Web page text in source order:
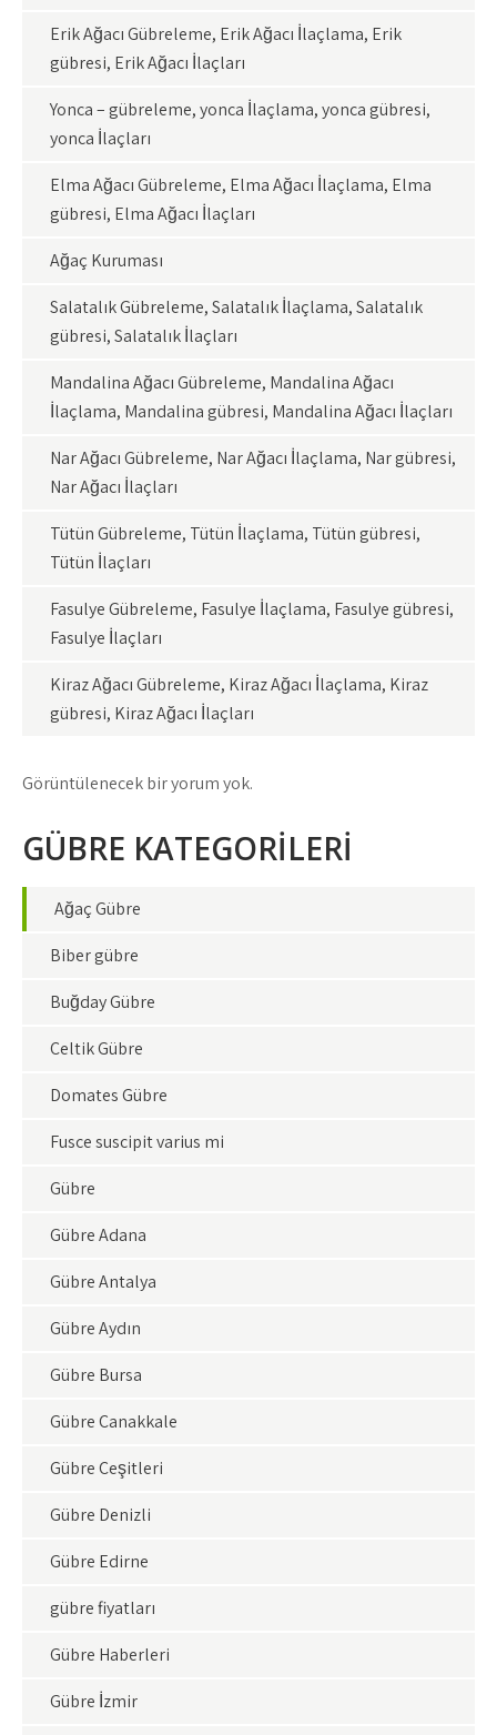
Erik Ağacı Gübreleme, Erik Ağacı İlaçlama, Erik
gübresi, Erik Ağacı İlaçları
Yonca – gübreleme, yonca İlaçlama, yonca gübresi,
yonca İlaçları
Elma Ağacı Gübreleme, Elma Ağacı İlaçlama, Elma
gübresi, Elma Ağacı İlaçları
Ağaç Kuruması
Salatalık Gübreleme, Salatalık İlaçlama, Salatalık
gübresi, Salatalık İlaçları
Mandalina Ağacı Gübreleme, Mandalina Ağacı
İlaçlama, Mandalina gübresi, Mandalina Ağacı İlaçları
Nar Ağacı Gübreleme, Nar Ağacı İlaçlama, Nar gübresi,
Nar Ağacı İlaçları
Tütün Gübreleme, Tütün İlaçlama, Tütün gübresi,
Tütün İlaçları
Fasulye Gübreleme, Fasulye İlaçlama, Fasulye gübresi,
Fasulye İlaçları
Kiraz Ağacı Gübreleme, Kiraz Ağacı İlaçlama, Kiraz
gübresi, Kiraz Ağacı İlaçları
Görüntülenecek bir yorum yok.
GÜBRE KATEGORİLERİ
Ağaç Gübre
Biber gübre
Buğday Gübre
Çeltik Gübre
Domates Gübre
Fusce suscipit varius mi
Gübre
Gübre Adana
Gübre Antalya
Gübre Aydın
Gübre Bursa
Gübre Çanakkale
Gübre Çeşitleri
Gübre Denizli
Gübre Edirne
gübre fiyatları
Gübre Haberleri
Gübre İzmir